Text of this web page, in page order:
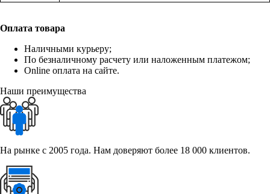
Оплата товара
Наличными курьеру;
По безналичному расчету или наложенным платежом;
Online оплата на сайте.
Наши преимущества
На рынке с 2005 года. Нам доверяют более 18 000 клиентов.